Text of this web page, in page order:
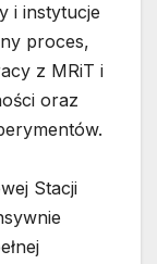
i instytucje
proces,
z MRiT i
oraz
Stacji